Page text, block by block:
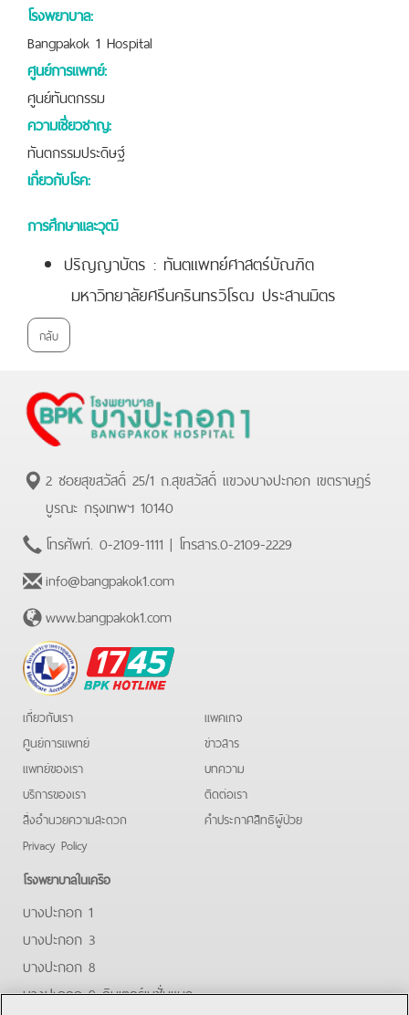
โรงพยาบาล:
Bangpakok 1 Hospital
ศูนย์การแพทย์:
ศูนย์ทันตกรรม
ความเชี่ยวชาญ:
ทันตกรรมประดิษฐ์
เกี่ยวกับโรค:
การศึกษาและวุฒิ
ปริญญาบัตร : ทันตแพทย์ศาสตร์บัณฑิต
มหาวิทยาลัยศรีนครินทรวิโรฒ ประสานมิตร
กลับ
2 ซอยสุขสวัสดิ์ 25/1 ถ.สุขสวัสดิ์ แขวงบางปะกอก เขตราษฏร์
บูรณะ กรุงเทพฯ 10140
โทรศัพท์. 0-2109-1111 | โทรสาร.0-2109-2229
info@bangpakok1.com
www.bangpakok1.com
BPK
Hotline
เกี่ยวกับเรา
ศูนย์การแพทย์
แพทย์ของเรา
บริการของเรา
สิ่งอำนวยความสะดวก
Privacy Policy
แพคเกจ
ข่าวสาร
บทความ
ติดต่อเรา
คําประกาศสิทธิผู้ป่วย
โรงพยาบาลในเครือ
บางปะกอก 1
บางปะกอก 3
บางปะกอก 8
บางปะกอก 9 อินเตอร์เนชั่นแนล